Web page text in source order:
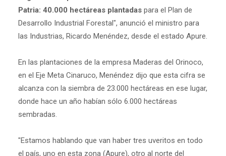
Patria: 40.000 hectáreas plantadaspara el Plan de
Desarrollo Industrial Forestal", anunció el ministro para
las Industrias, Ricardo Menéndez, desde el estado Apure.
En las plantaciones de la empresa Maderas del Orinoco,
en el Eje Meta Cinaruco, Menéndez dijo que esta cifra se
alcanza con la siembra de 23.000 hectáreas en ese lugar,
donde hace un año habían sólo 6.000 hectáreas
sembradas.
"Estamos hablando que van haber tres uveritos en todo
el país, uno en esta zona (Apure), otro al norte del